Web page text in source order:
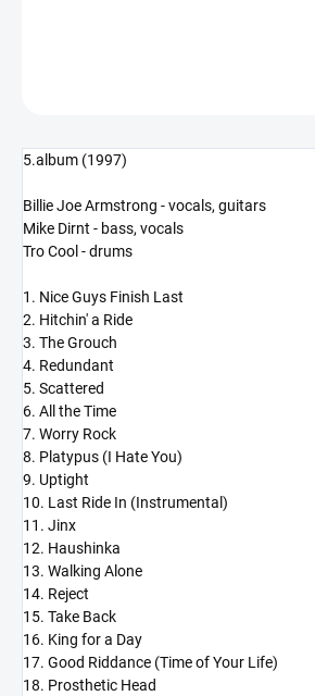
5.album (1997)
Billie Joe Armstrong - vocals, guitars
Mike Dirnt - bass, vocals
Tro Cool - drums
1. Nice Guys Finish Last
2. Hitchin' a Ride
3. The Grouch
4. Redundant
5. Scattered
6. All the Time
7. Worry Rock
8. Platypus (I Hate You)
9. Uptight
10. Last Ride In (Instrumental)
11. Jinx
12. Haushinka
13. Walking Alone
14. Reject
15. Take Back
16. King for a Day
17. Good Riddance (Time of Your Life)
18. Prosthetic Head